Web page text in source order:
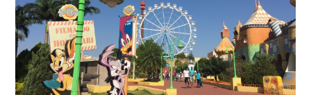
final ficaria quase inteiro comigo falando kkkkk.
Qualquer dúvida referente ao vídeo podem deixar
nos comentários, viu?
Um beijo